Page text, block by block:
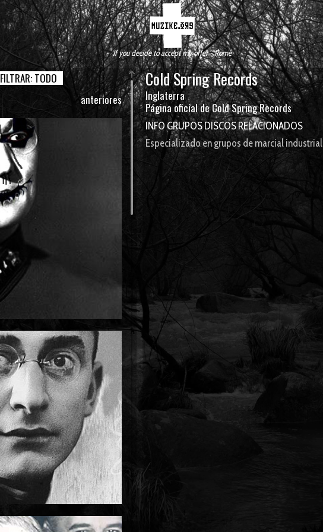
If you decide to accept my offer - Rome
FILTRAR: TODO
anteriores
Cold Spring Records
Inglaterra
Página oficial de Cold Spring Records
INFO GRUPOS DISCOSRELACIONADOS
Especializado en grupos de marcial industrial